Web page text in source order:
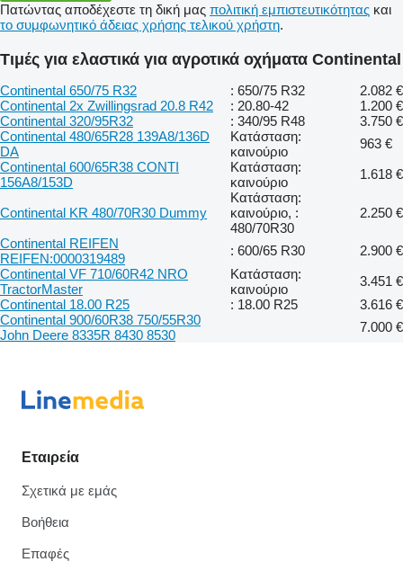
Πατώντας αποδέχεστε τη δική μας πολιτική εμπιστευτικότητας και
το συμφωνητικό άδειας χρήσης τελικού χρήστη.
Τιμές για ελαστικά για αγροτικά οχήματα Continental
Continental 650/75 R32 : 650/75 R32
2.082 €
Continental 2x Zwillingsrad 20.8 R42
: 20.80-42
1.200 €
Continental 320/95R32
: 340/95 R48
3.750 €
Continental 480/65R28 139A8/136D
DA
Κατάσταση:
καινούριο
963 €
Continental 600/65R38 CONTI
156A8/153D
Κατάσταση:
καινούριο
1.618 €
Continental KR 480/70R30 Dummy
Κατάσταση:
καινούριο, :
480/70R30
2.250 €
Continental REIFEN
REIFEN:0000319489
: 600/65 R30
2.900 €
Continental VF 710/60R42 NRO
TractorMaster
Κατάσταση:
καινούριο
3.451 €
Continental 18.00 R25
: 18.00 R25
3.616 €
Continental 900/60R38 750/55R30
John Deere 8335R 8430 8530
7.000 €
Εταιρεία
Σχετικά με εμάς
Βοήθεια
Επαφές